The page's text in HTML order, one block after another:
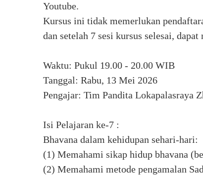
Youtube.
Kursus ini tidak memerlukan
dan setelah 7 sesi kursus selesai,
Waktu: Pukul 19.00 - 20.00 WIB
Tanggal: Rabu, 13 Mei 2026
Pengajar: Tim Pandita Lokapalasraya
Isi Pelajaran ke-7 :
Bhavana dalam kehidupan sehari-hari:
(1) Memahami sikap hidup bhavana
(2) Memahami metode pengamalan